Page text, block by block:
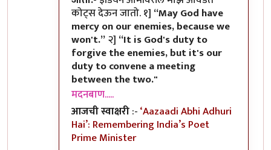
कोट्स देऊन जातो. १] “May God have
mercy on our enemies, because we
won't.”२] “It is God's duty to
forgive the enemies, but it's our
duty to convene a meeting
between the two."
मदनबाण.....
आजची स्वाक्षरी:-‘Aazaadi Abhi Adhuri
Hai’: Remembering India’s Poet
Prime Minister